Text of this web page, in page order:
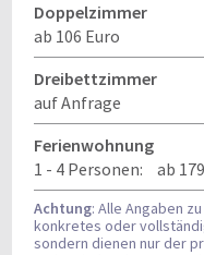
Doppelzimmer
ab 106 Euro
Dreibettzimmer
auf Anfrage
Ferienwohnung
1 - 4 Personen:
ab
Achtung: Alle Angaben
konkretes oder
sondern dienen nur der